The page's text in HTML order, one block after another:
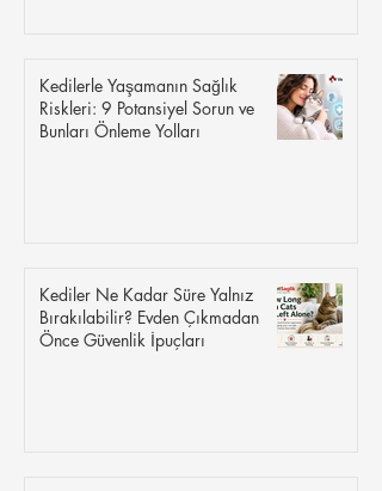
Kedilerle Yaşamanın Sağlık
Riskleri: 9 Potansiyel Sorun ve
Bunları Önleme Yolları
Kediler Ne Kadar Süre Yalnız
Bırakılabilir? Evden Çıkmadan
Önce Güvenlik İpuçları